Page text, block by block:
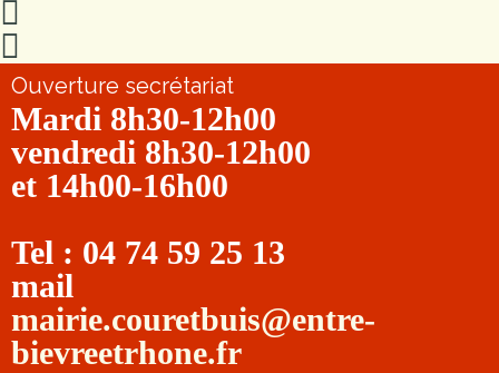
Ouverture secrétariat
Mardi 8h30-12h00
vendredi 8h30-12h00
et 14h00-16h00
Tel : 04 74 59 25 13
mail
mairie.couretbuis@entre-
bievreetrhone.fr